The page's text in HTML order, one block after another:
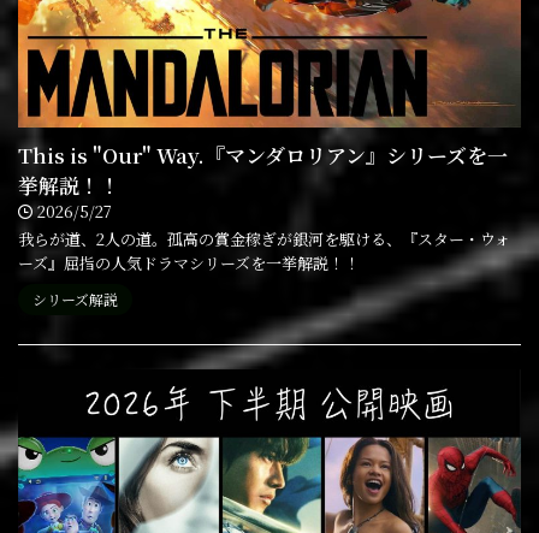
This is "Our" Way.『マンダロリアン』シリーズを一
挙解説！！
2026/5/27
我らが道、2人の道。孤高の賞金稼ぎが銀河を駆ける、『スター・ウォ
ーズ』屈指の人気ドラマシリーズを一挙解説！！
シリーズ解説